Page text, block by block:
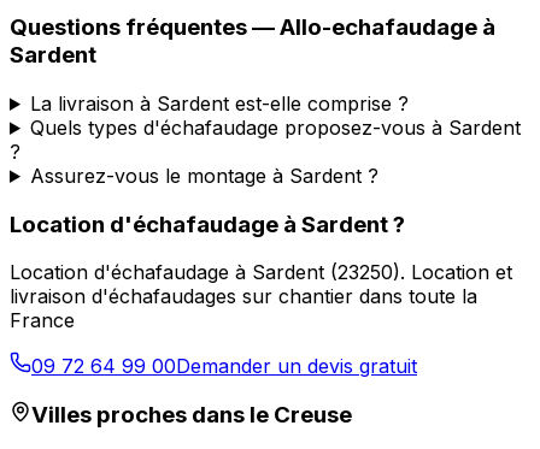
Questions fréquentes —Allo-echafaudage à
Sardent
La livraison à Sardent est-elle comprise ?
Quels types d'échafaudage proposez-vous à Sardent
?
Assurez-vous le montage à Sardent ?
Location d'échafaudage à Sardent?
Location d'échafaudage à Sardent (23250). Location et
livraison d'échafaudages sur chantier dans toute la
France
09 72 64 99 00Demander un devis gratuit
Villes proches dans le Creuse